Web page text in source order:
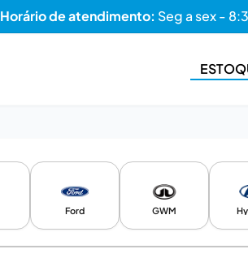
Horário de atendimento: Seg a sex -
Ford GWM